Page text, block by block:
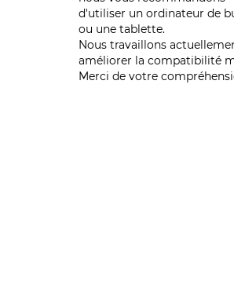
d'utiliser un ordinateur de
ou une tablette.
Nous travaillons
améliorer la compatibilité
Merci de votre